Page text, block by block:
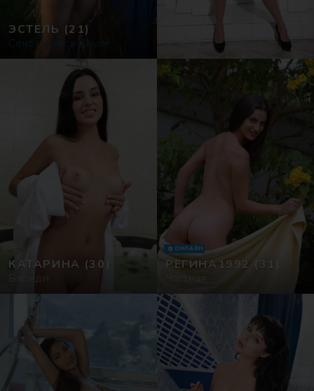
ЭСТЕЛЬ (21)
Секс на час в Сеуле
КАТАРИНА (30)
РЕГИНА1992
(31)
ОНЛАЙН